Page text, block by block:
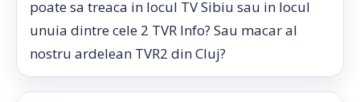
poate sa treaca in locul TV Sibiu sau in locul
unuia dintre cele 2 TVR Info? Sau macar al
nostru ardelean TVR2 din Cluj?